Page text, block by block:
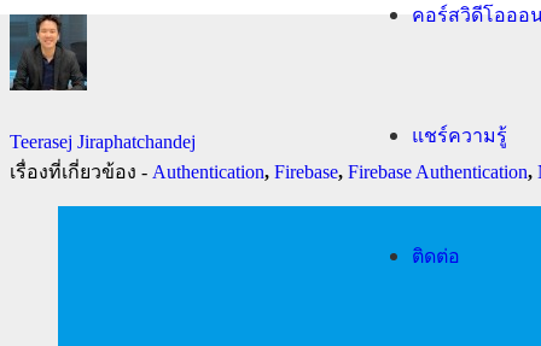
คอร์สวิดีโอออ
แชร์ความรู้
ติดต่อ
Teerasej Jiraphatchandej
เรื่องที่เกี่ยวข้อง - Authentication, Firebase, Firebase Authentication,